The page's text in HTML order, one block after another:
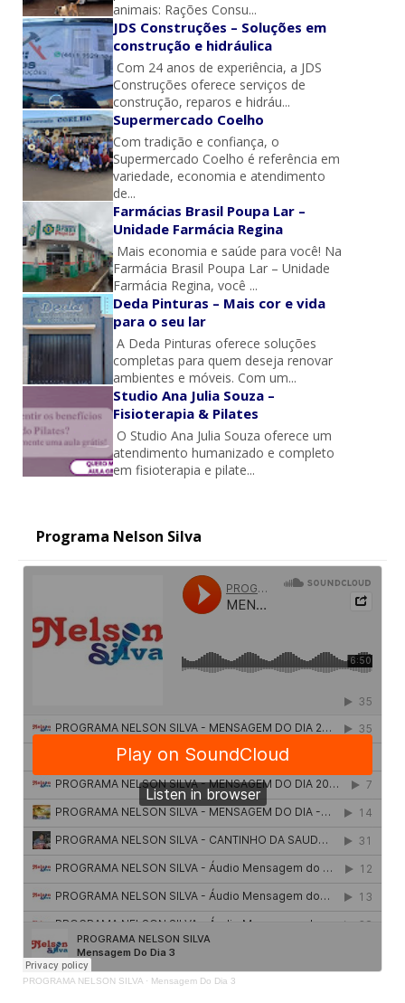
animais: Rações Consu...
JDS Construções – Soluções em
construção e hidráulica
Com 24 anos de experiência, a JDS
Construções oferece serviços de
construção, reparos e hidráu...
Supermercado Coelho
Com tradição e confiança, o
Supermercado Coelho é referência em
variedade, economia e atendimento
de...
Farmácias Brasil Poupa Lar –
Unidade Farmácia Regina
Mais economia e saúde para você! Na
Farmácia Brasil Poupa Lar – Unidade
Farmácia Regina, você ...
Deda Pinturas – Mais cor e vida
para o seu lar
A Deda Pinturas oferece soluções
completas para quem deseja renovar
ambientes e móveis. Com um...
Studio Ana Julia Souza –
Fisioterapia & Pilates
O Studio Ana Julia Souza oferece um
atendimento humanizado e completo
em fisioterapia e pilate...
Programa Nelson Silva
PROGRAMA NELSON SILVA · Mensagem Do Dia 3